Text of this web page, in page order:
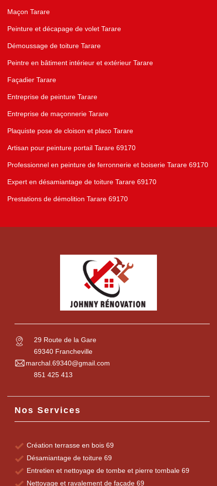
Maçon Tarare
Peinture et décapage de volet Tarare
Démoussage de toiture Tarare
Peintre en bâtiment intérieur et extérieur Tarare
Façadier Tarare
Entreprise de peinture Tarare
Entreprise de maçonnerie Tarare
Plaquiste pose de cloison et placo Tarare
Artisan pour peinture portail Tarare 69170
Professionnel en peinture de ferronnerie et boiserie Tarare 69170
Expert en désamiantage de toiture Tarare 69170
Prestations de démolition Tarare 69170
29 Route de la Gare
69340 Francheville
marchal.69340@gmail.com
851 425 413
Nos Services
Création terrasse en bois 69
Désamiantage de toiture 69
Entretien et nettoyage de tombe et pierre tombale 69
Nettoyage et ravalement de façade 69